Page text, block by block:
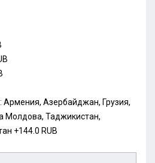
Азербайджан, Грузия,
Молдова, Таджикистан,
+144.0 RUB